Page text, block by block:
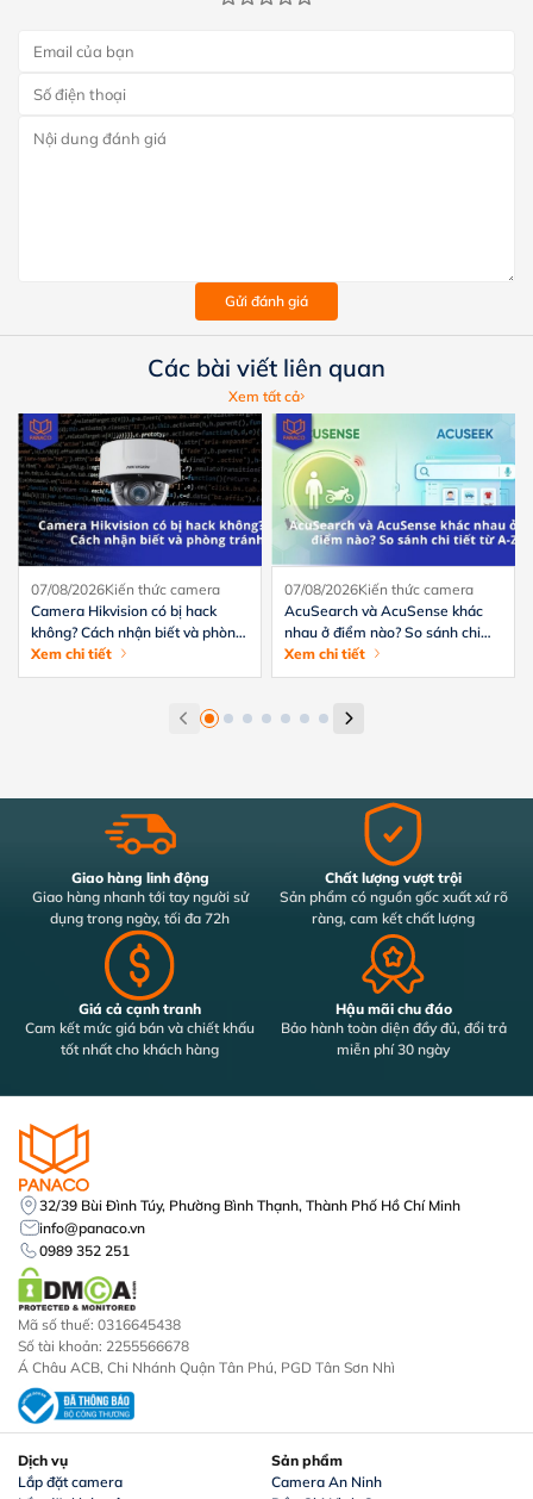
Gửi đánh giá
Các bài viết liên quan
Xem tất cả
07/08/2026Kiến thức camera
Camera Hikvision có bị hack
không? Cách nhận biết và phòng
tránh hiệu quả
Xem chi tiết
07/08/2026Kiến thức camera
AcuSearch và AcuSense khác
nhau ở điểm nào? So sánh chi
tiết từ A-Z
Xem chi tiết
Giao hàng linh động
Giao hàng nhanh tới tay người sử
dụng trong ngày, tối đa 72h
Chất lượng vượt trội
Sản phẩm có nguồn gốc xuất xứ rõ
ràng, cam kết chất lượng
Giá cả cạnh tranh
Cam kết mức giá bán và chiết khấu
tốt nhất cho khách hàng
Hậu mãi chu đáo
Bảo hành toàn diện đầy đủ, đổi trả
miễn phí 30 ngày
Dịch vụ
Lắp đặt camera
Sản phẩm
Camera An Ninh
32/39 Bùi Đình Túy, Phường Bình Thạnh, Thành Phố Hồ Chí Minh
info@panaco.vn
0989 352 251
Mã số thuế: 0316645438
Số tài khoản: 2255566678
Á Châu ACB, Chi Nhánh Quận Tân Phú, PGD Tân Sơn Nhì